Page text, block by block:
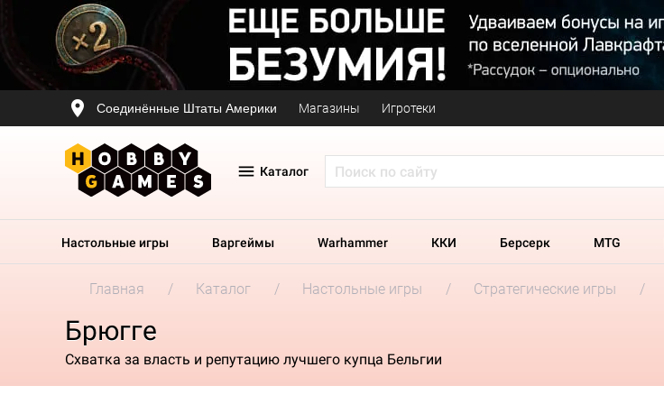
Соединённые Штаты Америки Магазины Игротеки
Каталог
Настольные игры Варгеймы Warhammer ККИ Берсерк MTG
Главная Каталог Настольные игры Стратегические игры
Брюгге
Схватка за власть и репутацию лучшего купца Бельгии